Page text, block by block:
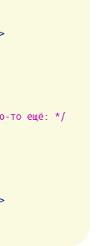
>
то ещё: */
>